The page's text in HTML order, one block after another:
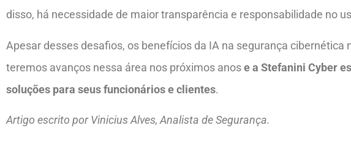
disso, há necessidade de maior transparência e responsabilidade no
Apesar desses desafios, os benefícios da IA ​​na segurança
teremos avanços nessa área nos próximos anose a Stefanini Cyber
soluções para seus funcionários e clientes.
Artigo escrito por Vinicius Alves, Analista de Segurança.